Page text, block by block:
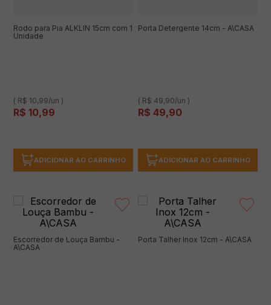
Rodo para Pia ALKLIN 15cm com 1
Unidade
( R$ 10,99/un )
R$ 10,99
ADICIONAR AO CARRINHO
Porta Detergente 14cm - A\CASA
( R$ 49,90/un )
R$ 49,90
ADICIONAR AO CARRINHO
Escorredor de Louça Bambu -
A\CASA
Porta Talher Inox 12cm - A\CASA